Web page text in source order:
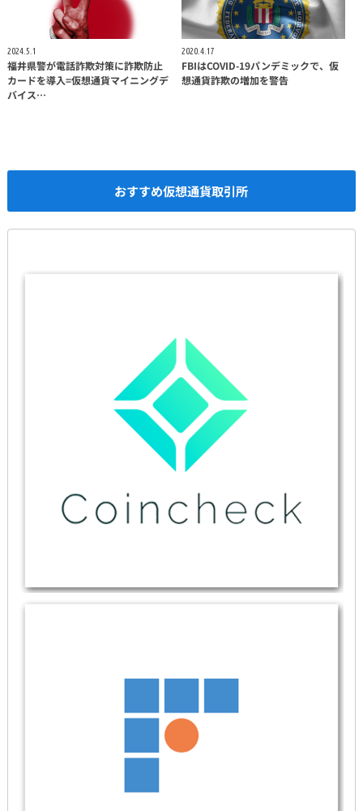
2024.5.1
福井県警が電話詐欺対策に詐欺防止
カードを導入=仮想通貨マイニングデ
バイス…
2020.4.17
FBIはCOVID-19パンデミックで、仮
想通貨詐欺の増加を警告
おすすめ仮想通貨取引所